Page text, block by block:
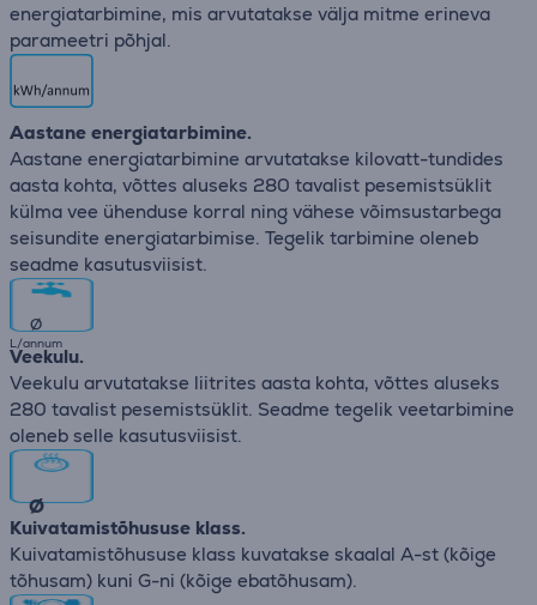
energiatarbimine, mis arvutatakse välja mitme erineva
parameetri põhjal.
Aastane energiatarbimine.
Aastane energiatarbimine arvutatakse kilovatt-tundides
aasta kohta, võttes aluseks 280 tavalist pesemistsüklit
külma vee ühenduse korral ning vähese võimsustarbega
seisundite energiatarbimise. Tegelik tarbimine oleneb
seadme kasutusviisist.
∅
L/annum
Veekulu.
Veekulu arvutatakse liitrites aasta kohta, võttes aluseks
280 tavalist pesemistsüklit. Seadme tegelik veetarbimine
oleneb selle kasutusviisist.
∅
Kuivatamistõhususe klass.
Kuivatamistõhususe klass kuvatakse skaalal A-st (kõige
tõhusam) kuni G-ni (kõige ebatõhusam).